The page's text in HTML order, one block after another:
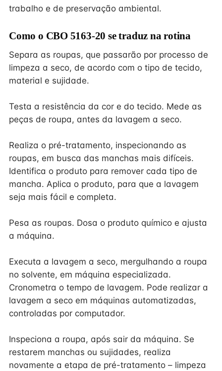
trabalho e de preservação ambiental.
Como o CBO 5163-20 se traduz na rotina
Separa as roupas, que passarão por processo de
limpeza a seco, de acordo com o tipo de tecido,
material e sujidade.
Testa a resistência da cor e do tecido. Mede as
peças de roupa, antes da lavagem a seco.
Realiza o pré-tratamento, inspecionando as
roupas, em busca das manchas mais difíceis.
Identifica o produto para remover cada tipo de
mancha. Aplica o produto, para que a lavagem
seja mais fácil e completa.
Pesa as roupas. Dosa o produto químico e ajusta
a máquina.
Executa a lavagem a seco, mergulhando a roupa
no solvente, em máquina especializada.
Cronometra o tempo de lavagem. Pode realizar a
lavagem a seco em máquinas automatizadas,
controladas por computador.
Inspeciona a roupa, após sair da máquina. Se
restarem manchas ou sujidades, realiza
novamente a etapa de pré-tratamento – limpeza